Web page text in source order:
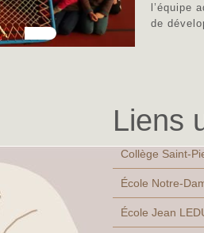
l’équipe
de
Liens
Collège Saint-
École Notre-
École Jean